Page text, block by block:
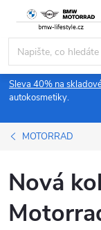
obsah
Sleva 40% na
autokosmetiky.
MOTORRAD
Nová